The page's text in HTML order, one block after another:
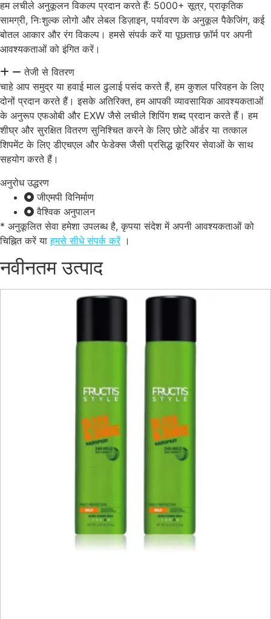
हम लचीले अनुकूलन विकल्प प्रदान करते हैं: 5000+ सूत्र, प्राकृतिक
सामग्री, निःशुल्क लोगो और लेबल डिज़ाइन, पर्यावरण के अनुकूल पैकेजिंग, कई
बोतल आकार और रंग विकल्प। हमसे संपर्क करें या पूछताछ फ़ॉर्म पर अपनी
आवश्यकताओं को इंगित करें।
तेजी से वितरण
चाहे आप समुद्र या हवाई माल ढुलाई पसंद करते हैं, हम कुशल परिवहन के लिए
दोनों प्रदान करते हैं। इसके अतिरिक्त, हम आपकी व्यावसायिक आवश्यकताओं
के अनुरूप एफओबी और EXW जैसे लचीले शिपिंग शब्द प्रदान करते हैं। हम
शीघ्र और सुरक्षित वितरण सुनिश्चित करने के लिए छोटे ऑर्डर या तत्काल
शिपमेंट के लिए डीएचएल और फेडेक्स जैसी प्रसिद्ध कूरियर सेवाओं के साथ
सहयोग करते हैं।
अनुरोध उद्धरण
जीएमपी विनिर्माण
वैश्विक अनुपालन
* अनुकूलित सेवा हमेशा उपलब्ध है, कृपया संदेश में अपनी आवश्यकताओं को
चिह्नित करें याहमसे सीधे संपर्क करें।
नवीनतम उत्पाद